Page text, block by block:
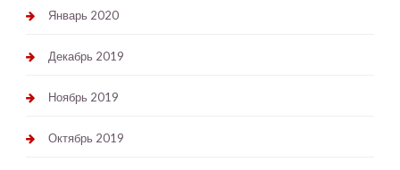
Январь 2020
Декабрь 2019
Ноябрь 2019
Октябрь 2019